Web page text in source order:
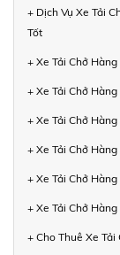
+ Dịch Vụ Xe Tải
Tốt
+ Xe Tải Chở
+ Xe Tải Chở
+ Xe Tải Chở
+ Xe Tải Chở
+ Xe Tải Chở
+ Xe Tải Chở
+ Cho Thuê Xe Tải